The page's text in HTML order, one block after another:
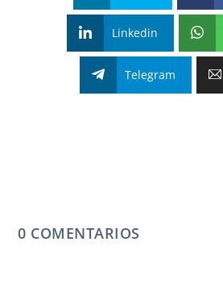
Linkedin
Telegram
0 COMENTARIOS